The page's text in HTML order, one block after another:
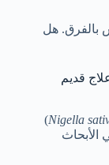
بالفرق. هل
علاج قديم
Nigella
)
الأبحاث